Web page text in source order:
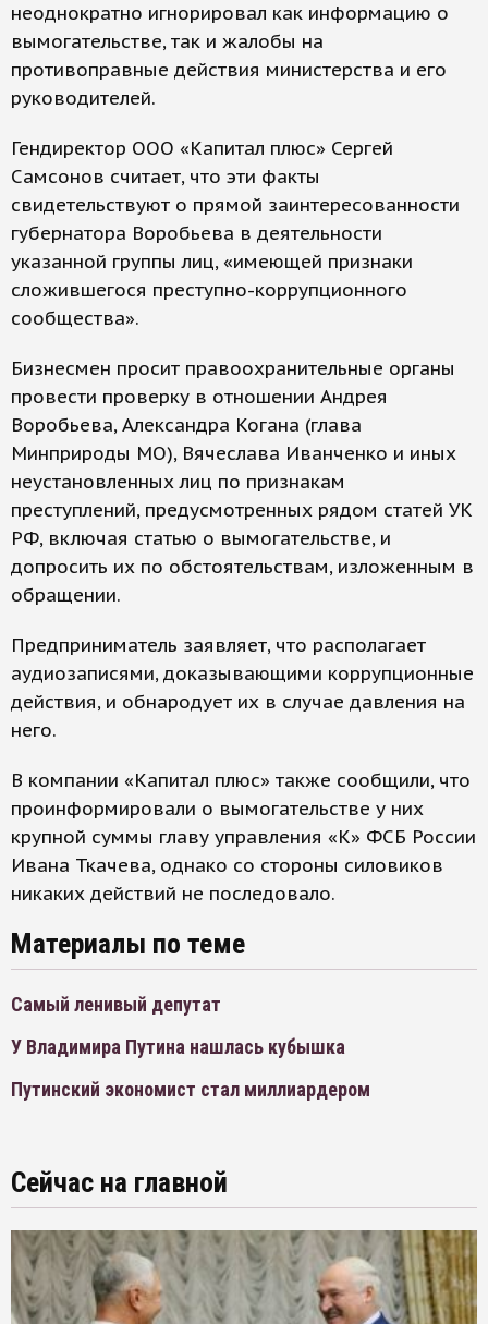
неоднократно игнорировал как информацию о
вымогательстве, так и жалобы на
противоправные действия министерства и его
руководителей.
Гендиректор ООО «Капитал плюс» Сергей
Самсонов считает, что эти факты
свидетельствуют о прямой заинтересованности
губернатора Воробьева в деятельности
указанной группы лиц, «имеющей признаки
сложившегося преступно-коррупционного
сообщества».
Бизнесмен просит правоохранительные органы
провести проверку в отношении Андрея
Воробьева, Александра Когана (глава
Минприроды МО), Вячеслава Иванченко и иных
неустановленных лиц по признакам
преступлений, предусмотренных рядом статей УК
РФ, включая статью о вымогательстве, и
допросить их по обстоятельствам, изложенным в
обращении.
Предприниматель заявляет, что располагает
аудиозаписями, доказывающими коррупционные
действия, и обнародует их в случае давления на
него.
В компании «Капитал плюс» также сообщили, что
проинформировали о вымогательстве у них
крупной суммы главу управления «К» ФСБ России
Ивана Ткачева, однако со стороны силовиков
никаких действий не последовало.
Материалы по теме
Самый ленивый депутат
У Владимира Путина нашлась кубышка
Путинский экономист стал миллиардером
Сейчас на главной